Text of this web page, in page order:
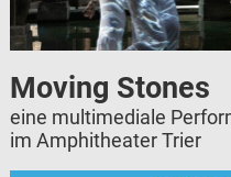
Moving Stones
eine multimediale
im Amphitheater Trier